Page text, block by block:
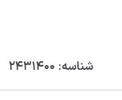
شناسه: 2431400